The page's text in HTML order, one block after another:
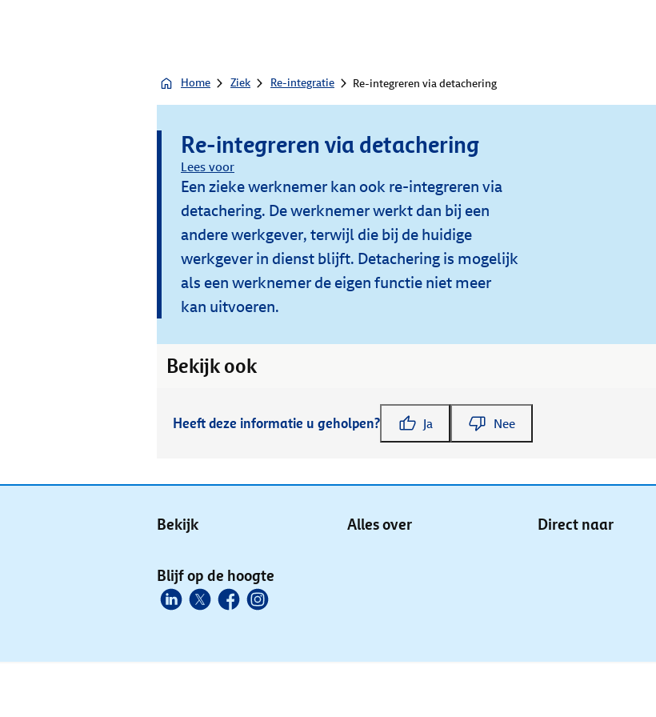
Home Ziek Re-integratie Re-integreren via detachering
Re-integreren via detachering
Lees voor
Een zieke werknemer kan ook re-integreren via
detachering. De werknemer werkt dan bij een
andere werkgever, terwijl die bij de huidige
werkgever in dienst blijft. Detachering is mogelijk
als een werknemer de eigen functie niet meer
kan uitvoeren.
Bekijk ook
Heeft deze informatie u geholpen? Ja Nee
Bekijk Alles over Direct naar
Blijf op de hoogte